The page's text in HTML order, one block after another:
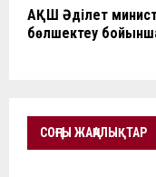
АҚШ Әділет
бөлшектеу
СОҢҒЫ ЖАҢАЛЫҚТАР